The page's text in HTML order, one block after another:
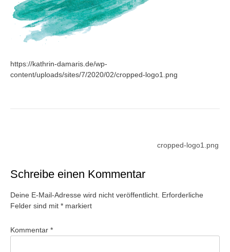
https://kathrin-damaris.de/wp-
content/uploads/sites/7/2020/02/cropped-logo1.png
cropped-logo1.png
Schreibe einen Kommentar
Deine E-Mail-Adresse wird nicht veröffentlicht. Erforderliche
Felder sind mit * markiert
Kommentar *